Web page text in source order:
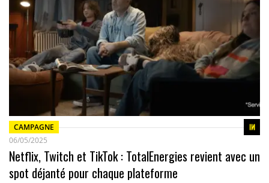
CAMPAGNE
06/05/2025
Netflix, Twitch et TikTok : TotalEnergies revient avec un
spot déjanté pour chaque plateforme